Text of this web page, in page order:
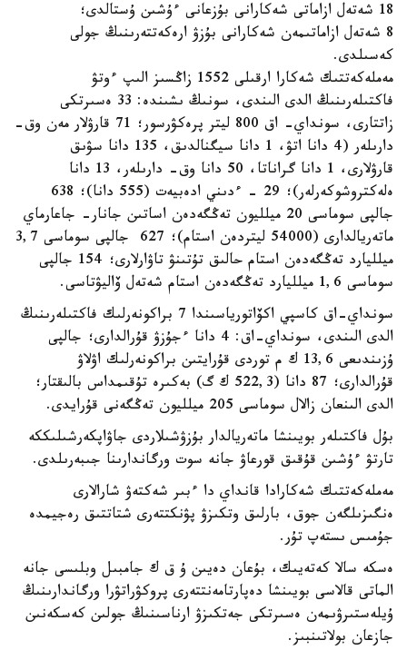
18 شەتەل ازاماتى شەكارانى بۇزعانى ءۇشىن ۇستالدى؛
8 شەتەل ازاماتىمەن شەكارانى بۇزۋ ارەكەتتەرىنىڭ جولى
كەسىلدى.
مەملەكەتتىك شەكارا ارقىلى 1552 زاڭسىز الىپ ءوتۋ
فاكتىلەرىنىڭ الدى الىندى، سونىڭ ىشىندە: 33 ەسىرتكى
زاتتارى، سونداي- اق 800 ليتر پرەكۋرسور؛ 71 قارۋلار مەن وق-
دارىلەر (4 دانا اتۋ، 1 دانا سيگنالدىق، 135 دانا سۋىق
قارۋلارى، 1 دانا گراناتا، 50 دانا وق- دارىلەر، 13 دانا
جالپى سوماسى 20 ميلليون تەڭگەدەن اساتىن جانار- جاعارماي
ماتەريالدارى (54000 ليتردەن استام)؛ 627 جالپى سوماسى 3,7
ميلليارد تەڭگەدەن استام حالىق تۇتىنۋ تاۋارلارى؛ 154 جالپى
سوماسى 1,6 ميلليارد تەڭگەدەن استام شەتەل ۆاليۋتاسى.
سونداي-اق كاسپي اكۆاتورياسىندا 7 براكونەرلىك فاكتىلەرىنىڭ
الدى الىندى، سونداي-اق: 4 دانا ءجۇزۋ قۇرالدارى؛ جالپى
ۇزىندىعى 13,6 ك م توردى قۇرايتىن براكونەرلىك اۋلاۋ
قۇرالدارى؛ 87 دانا (522,3 ك گ) بەكىرە تۇقىمداس بالىقتار؛
الدى الىنعان زالال سوماسى 205 ميلليون تەڭگەنى قۇرايدى.
بۇل فاكتىلەر بويىنشا ماتەريالدار بۇزۋشىلاردى جاۋاپكەرشىلىككە
تارتۋ ءۇشىن قۇقىق قورعاۋ جانە سوت ورگاندارىنا جىبەرىلدى.
مەملەكەتتىك شەكارادا قانداي دا ءبىر شەكتەۋ شارالارى
ەنگىزىلگەن جوق، بارلىق وتكىزۋ پۋنكتتەرى شتاتتىق رەجيمدە
جۇمىس ىستەپ تۇر.
ەسكە سالا كەتەيىك، بۇعان دەيىن ۇ ق ك جامبىل وبلىسى جانە
الماتى قالاسى بويىنشا دەپارتامەنتتەرى پروكۋراتۋرا ورگاندارىنىڭ
ۇيلەستىرۋىمەن ەسىرتكى جەتكىزۋ ارناسىنىڭ جولىن كەسكەنىن
جازعان بولاتىنبىز.